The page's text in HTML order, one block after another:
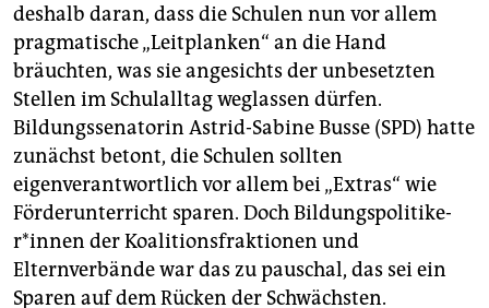
deshalb daran, dass die Schulen nun vor allem
pragmatische „Leitplanken“ an die Hand
bräuchten, was sie angesichts der unbesetzten
Stellen im Schulalltag weglassen dürfen.
Bildungssenatorin Astrid-Sabine Busse (SPD) hatte
zunächst betont, die Schulen sollten
eigenverantwortlich vor allem bei „Extras“ wie
Förderunterricht sparen. Doch Bil­dungs­po­li­ti­ke­
r*in­nen der Koalitionsfraktionen und
Elternverbände war das zu pauschal, das sei ein
Sparen auf dem Rücken der Schwächsten.